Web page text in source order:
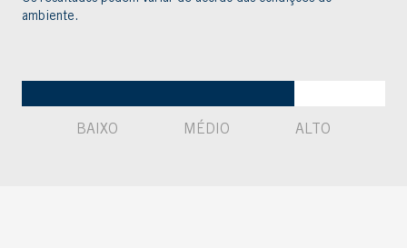
ambiente.
BAIXO MÉDIO ALTO